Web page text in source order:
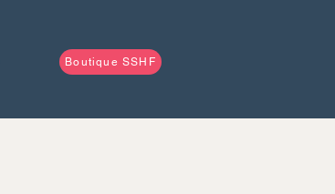
Boutique SSHF